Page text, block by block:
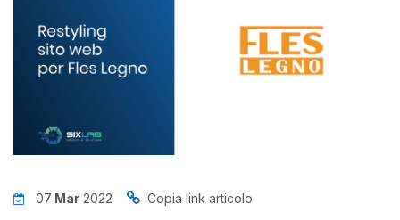
Contatti
07 Mar 2022 Copia link articolo